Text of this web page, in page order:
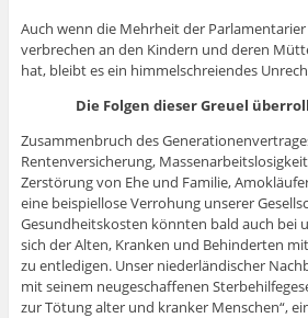
Auch wenn die Mehrheit der Parlamentarier
verbrechen an den Kindern und deren
hat, bleibt es ein himmelschreiendes
Die Folgen dieser Greuel
Zusammenbruch des
Rentenversicherung,
Zerstörung von Ehe und Familie,
eine beispiellose Verrohung unserer
Gesundheitskosten könnten bald auch bei
sich der Alten, Kranken und Behinderten
zu entledigen. Unser niederländischer
mit seinem neugeschaffenen
zur Tötung alter und kranker Menschen“,